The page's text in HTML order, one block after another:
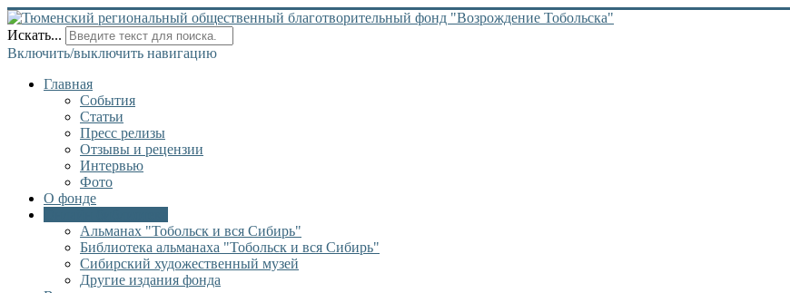
Искать...
Включить/выключить навигацию
Главная
События
Статьи
Пресс релизы
Отзывы и рецензии
Интервью
Фото
О фонде
Альманах "Тобольск и вся Сибирь"
Библиотека альманаха "Тобольск и вся Сибирь"
Сибирский художественный музей
Другие издания фонда